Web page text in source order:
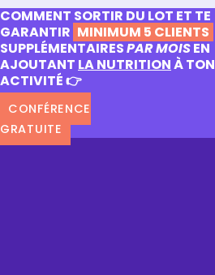
COMMENT SORTIR DU LOT ET TE
GARANTIR MINIMUM 5 CLIENTS
SUPPLÉMENTAIRESPAR MOISEN
AJOUTANT LA NUTRITIONÀ TON
ACTIVITÉ 👉
CONFÉRENCE
GRATUITE